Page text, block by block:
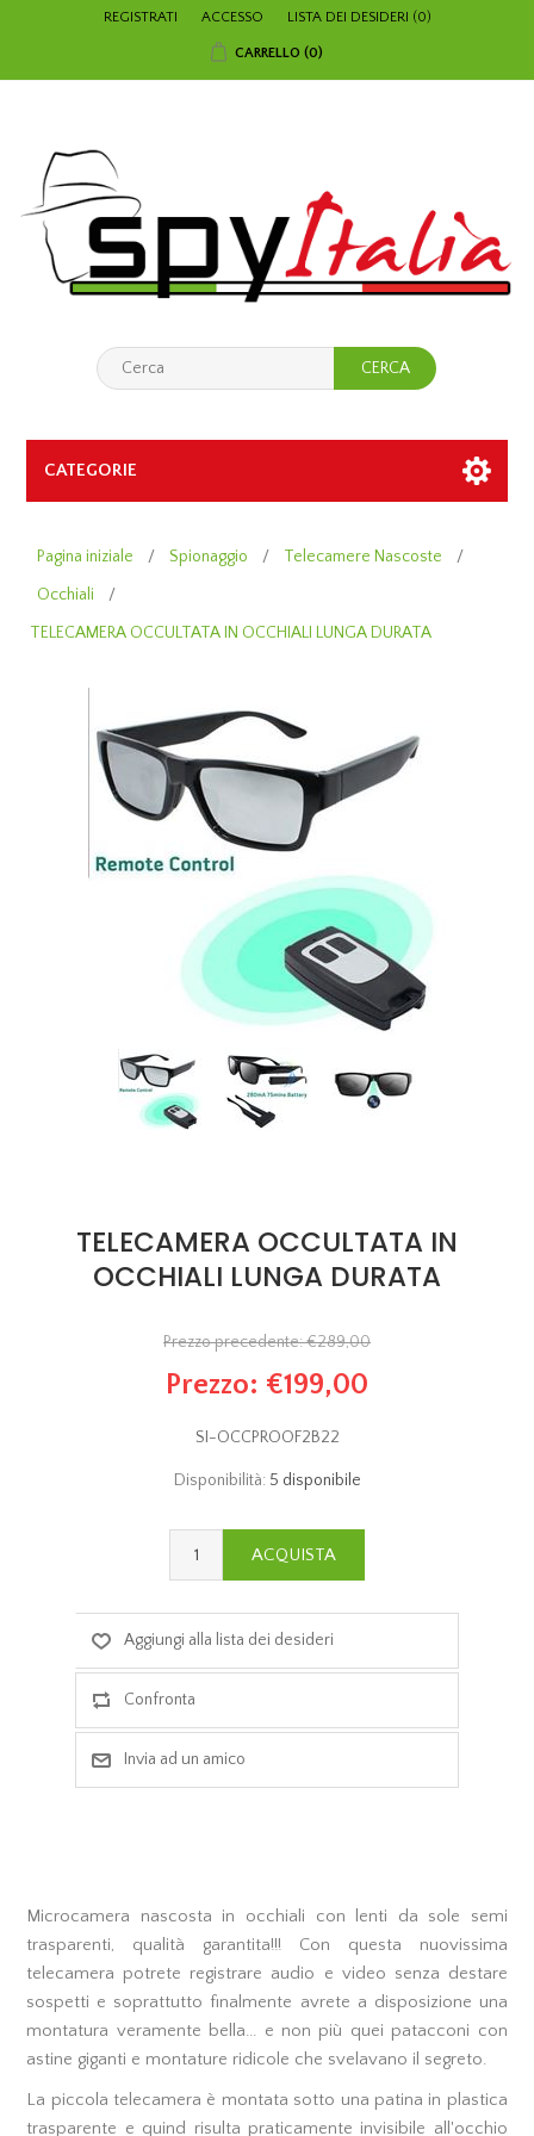
REGISTRATI ACCESSO LISTA DEI DESIDERI (0)
CARRELLO (0)
CATEGORIE
Pagina iniziale / Spionaggio / Telecamere Nascoste
/
Occhiali
/
TELECAMERA OCCULTATA IN OCCHIALI LUNGA DURATA
TELECAMERA OCCULTATA IN
OCCHIALI LUNGA DURATA
Prezzo precedente:€289,00
Prezzo: €199,00
SI-OCCPROOF2B22
Disponibilità: 5 disponibile
Microcamera nascosta in occhiali con lenti da sole semi
trasparenti, qualità garantita!!! Con questa nuovissima
telecamera potrete registrare audio e video senza destare
sospetti e soprattutto finalmente avrete a disposizione una
montatura veramente bella... e non più quei patacconi con
astine giganti e montature ridicole che svelavano il segreto.
La piccola telecamera è montata sotto una patina in plastica
trasparente e quind risulta praticamente invisibile all'occhio